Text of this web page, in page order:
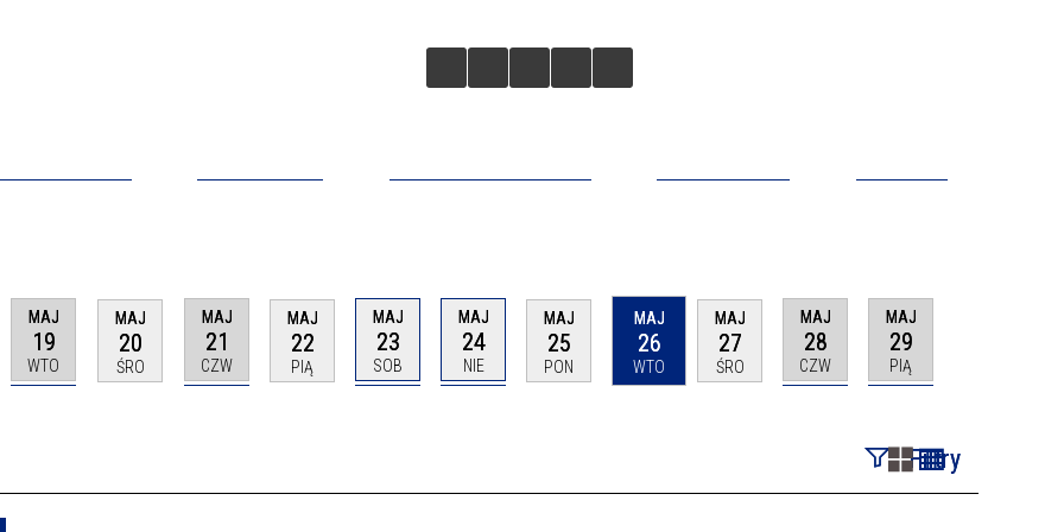
MAJ
19
WTO
MAJ
20
ŚRO
MAJ
21
CZW
MAJ
22
PIĄ
MAJ
23
SOB
MAJ
24
NIE
MAJ
25
PON
MAJ
26
WTO
MAJ
27
ŚRO
MAJ
28
CZW
MAJ
29
PIĄ
Filtry